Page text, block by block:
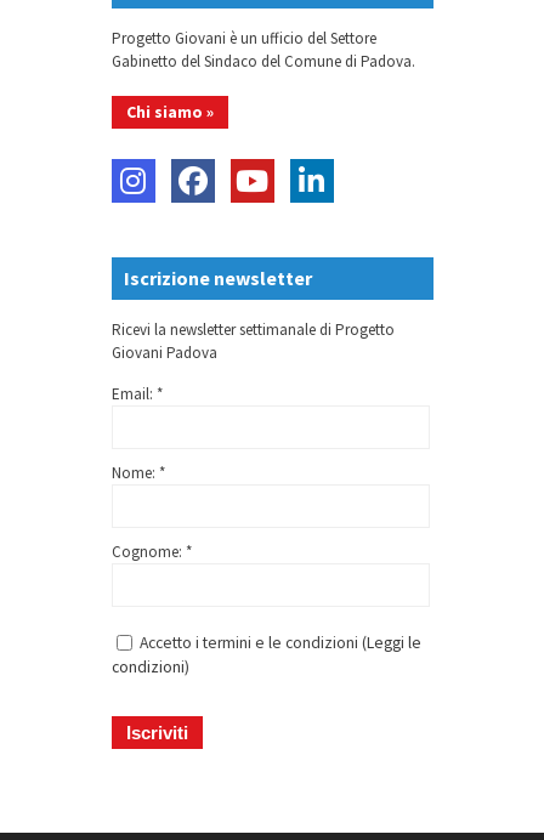
Progetto Giovani è un ufficio del Settore
Gabinetto del Sindaco del Comune di Padova.
Chi siamo »
Iscrizione newsletter
Ricevi la newsletter settimanale di Progetto
Giovani Padova
Email: *
Nome: *
Cognome: *
Accetto i termini e le condizioni (Leggi le
condizioni)